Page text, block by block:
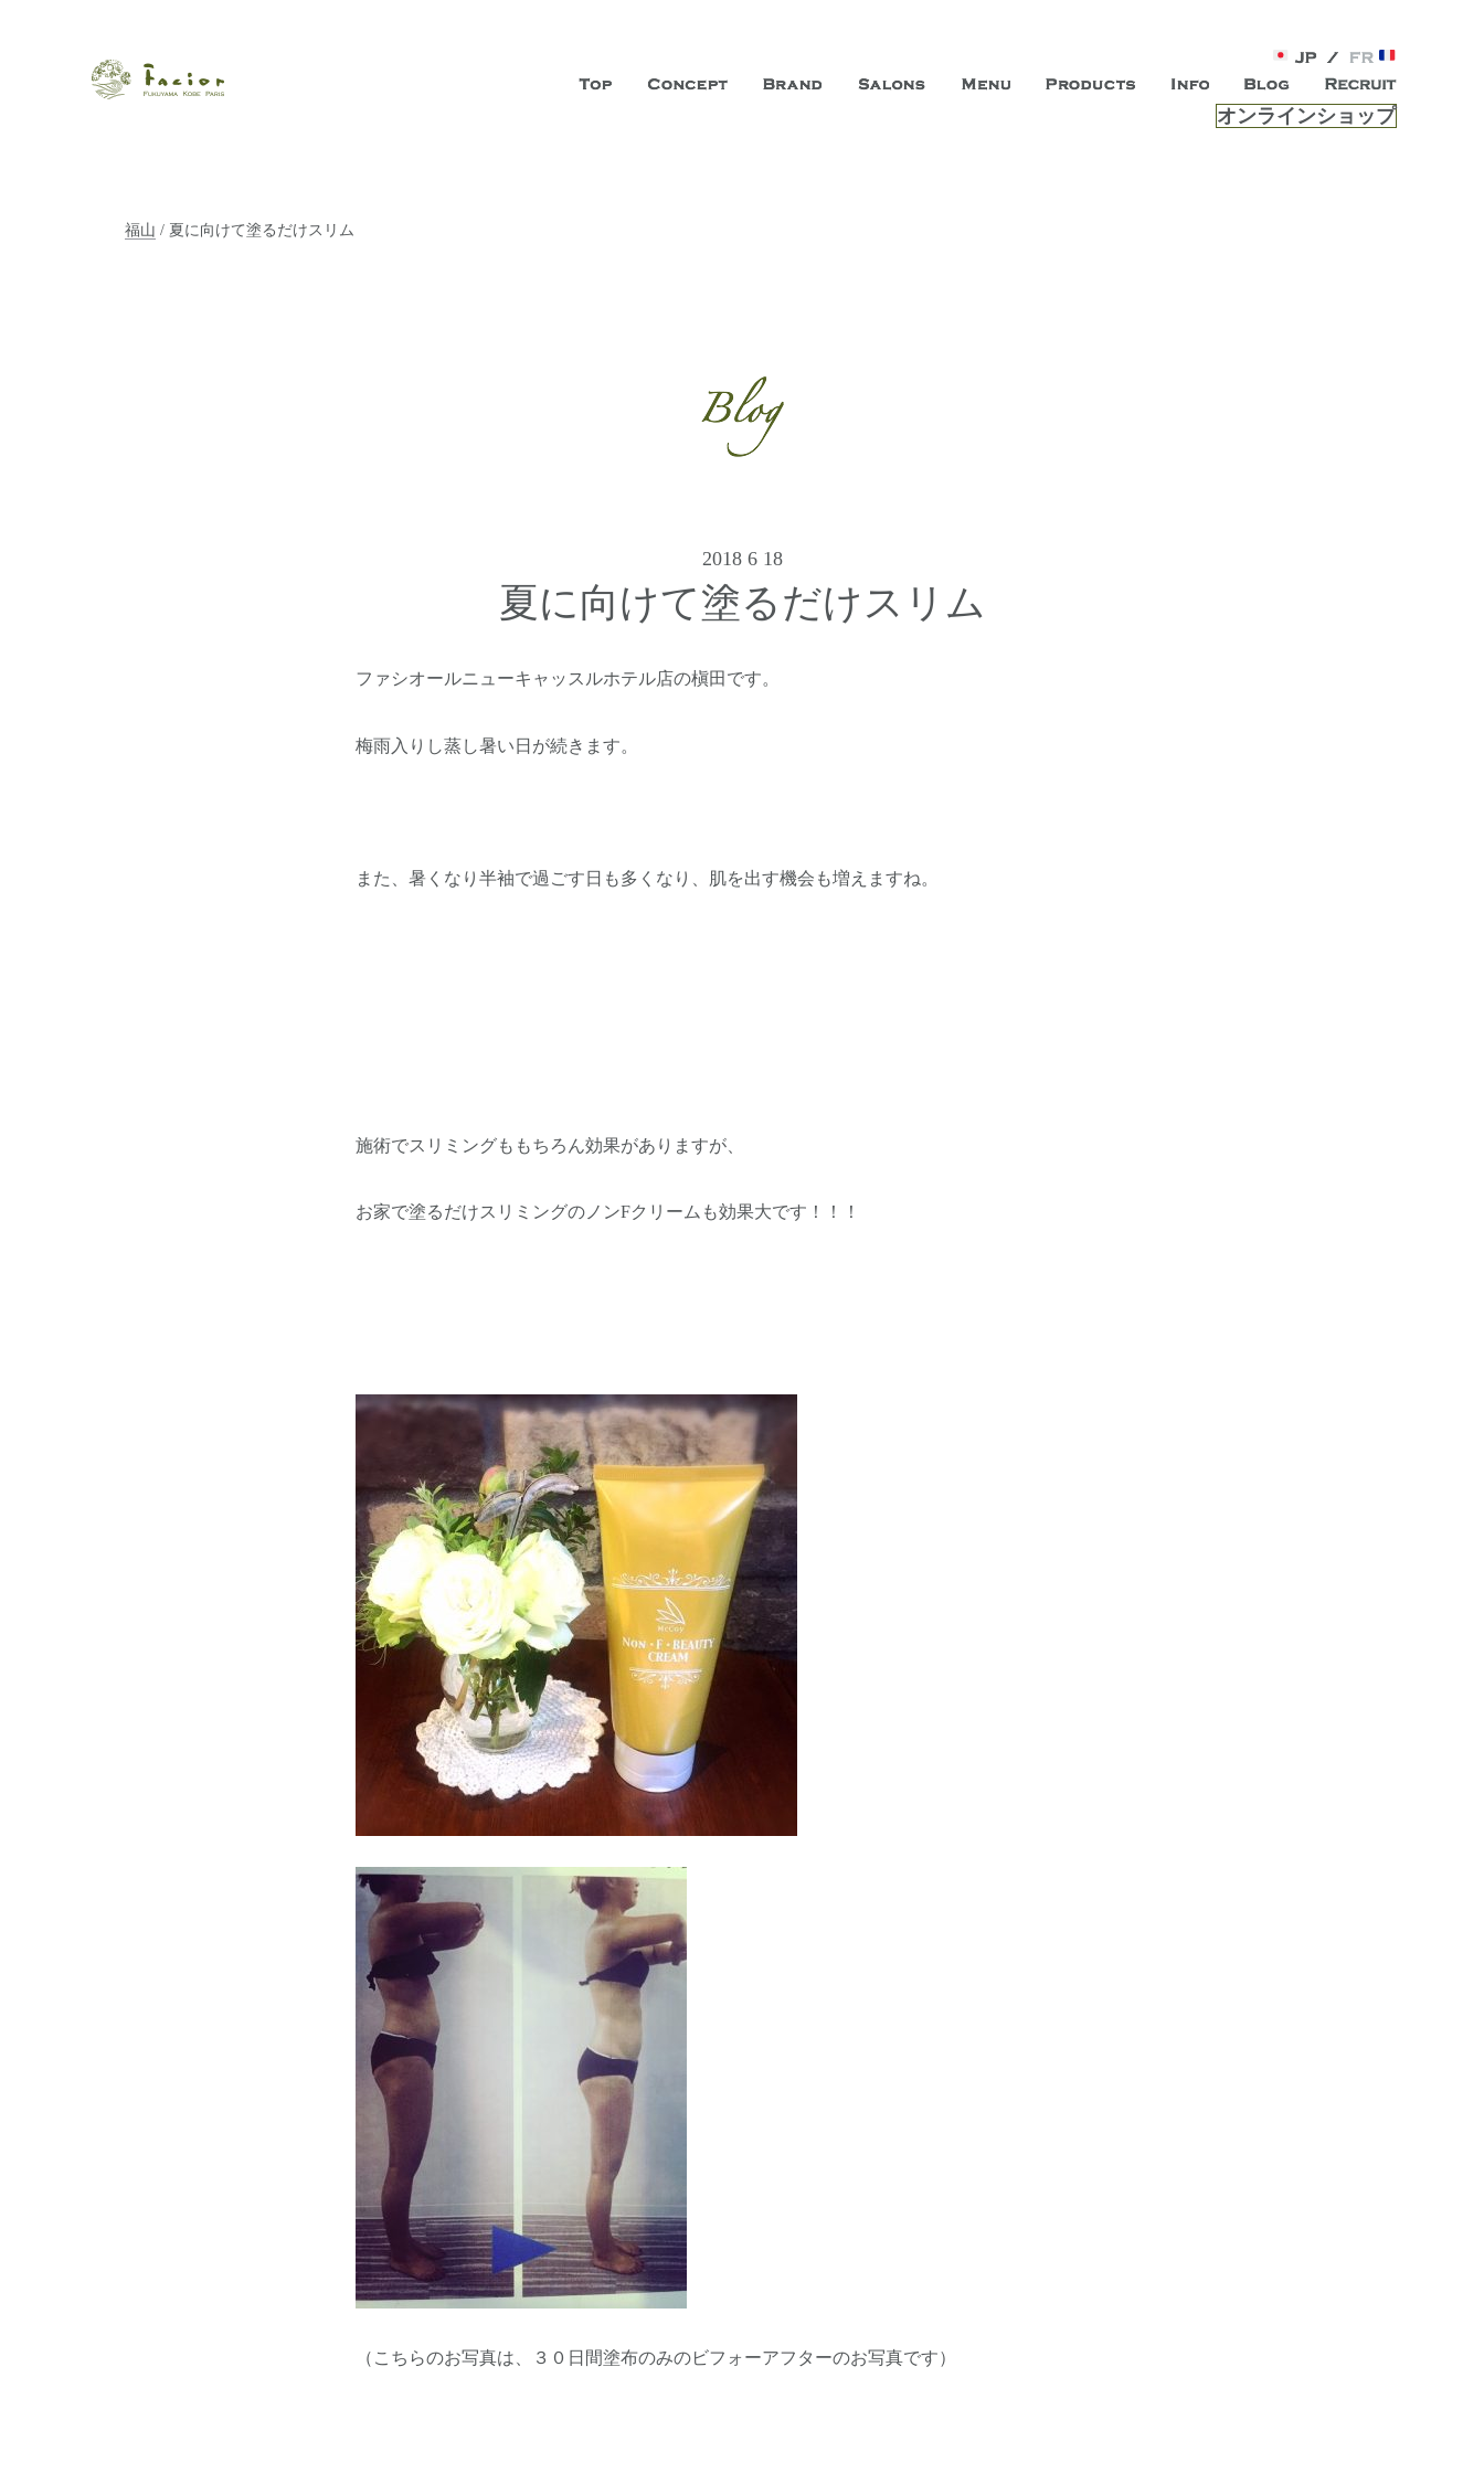
【福山・神戸・Paris】オーガニックエステサロン ファシオールは、 内面から輝く美をトー
瀬戸内から世界に展開するエステサロン「ファシオール」。福山市に3店舗、神戸三宮に「神戸店」 パリサンジェルマン通りに「パリ店」がオープン。お客様のもつ「自らしい美しさ」を追求し、未来の
ポジティブライフを応援します。オーガニックコスメ・商品にこだわり、内面から美しくなることを追求する「本物」の商品・技術・サービスを提供する総合エステサロンです。
オンラインショップ
福山 / 夏に向けて塗るだけスリム
2018 6 18
夏に向けて塗るだけスリム
ファシオールニューキャッスルホテル店の槇田です。
梅雨入りし蒸し暑い日が続きます。
また、暑くなり半袖で過ごす日も多くなり、肌を出す機会も増えますね。
施術でスリミングももちろん効果がありますが、
お家で塗るだけスリミングのノンFクリームも効果大です！！！
（こちらのお写真は、３０日間塗布のみのビフォーアフターのお写真です）